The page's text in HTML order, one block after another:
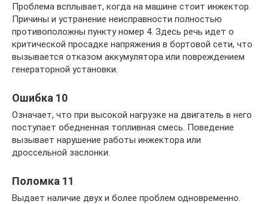
Проблема всплывает, когда на машине стоит инжектор.
Причины и устранение неисправности полностью
противоположны пункту номер 4. Здесь речь идет о
критической просадке напряжения в бортовой сети, что
вызывается отказом аккумулятора или повреждением
генераторной установки.
Ошибка 10
Означает, что при высокой нагрузке на двигатель в него
поступает обедненная топливная смесь. Поведение
вызывает нарушение работы инжектора или
дроссельной заслонки.
Поломка 11
Выдает наличие двух и более проблем одновременно.